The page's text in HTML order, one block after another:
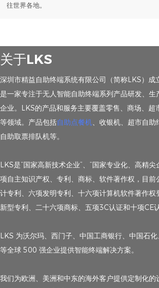
往世界各地。
关于LKS
深圳市精益自助终端系统有限公司（简称LKS）成
是一家专注于无人智能自助终端系列产品研发、生
企业。LKS的产品和服务主要覆盖零售、商场、超
等领域。产品包括自助点餐机、收银机、超市自助
自助取票排队机等。
LKS是“国家高新技术企业”、“国家专业化、高精
项自主知识产权、专利、商标、软件著作权，目前
计专利、六项发明专利、十六项计算机软件著作权
新型专利、二十六项商标、五项3C认证和十项CE认
LKS 为沃尔玛、西门子、中国工商银行、中国石
等全球 500 强企业提供智能终端解决方案。
我们为欧洲、美洲和中东的海外客户提供定制化